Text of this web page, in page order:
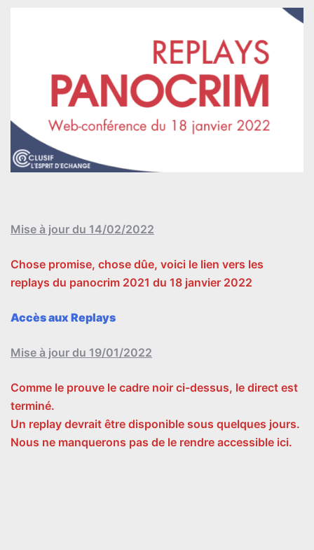
Mise à jour du 14/02/2022
Chose promise, chose dûe, voici le lien vers les
replays du panocrim 2021 du 18 janvier 2022
Accès aux Replays
Mise à jour du 19/01/2022
Comme le prouve le cadre noir ci-dessus, le direct est
terminé.
Un replay devrait être disponible sous quelques jours.
Nous ne manquerons pas de le rendre accessible ici.